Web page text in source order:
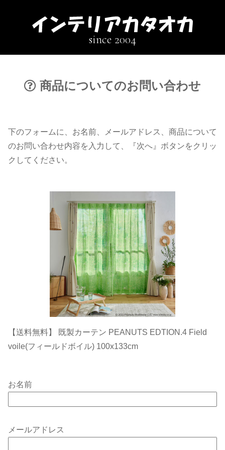
since 2004
商品についてのお問い合わせ
下のフォームに、お名前、メールアドレス、商品について
のお問い合わせ内容を入力して、『次へ』ボタンをクリッ
クしてください。
【送料無料】 既製カーテン PEANUTS EDTION.4 Field
voile(フィールドボイル) 100x133cm
お名前
メールアドレス